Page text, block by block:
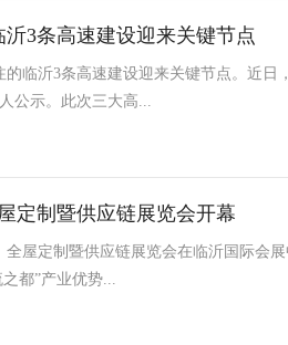
3条高速建设迎来关键节点
的临沂3条高速建设迎来关键节点。近
公示。此次三大高...
定制暨供应链展览会开幕
全屋定制暨供应链展览会在临沂国际会
都”产业优势...